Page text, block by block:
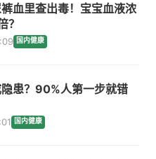
血里查出毒！宝宝血液浓
？
国内健康
患？90%人第一步就错
国内健康